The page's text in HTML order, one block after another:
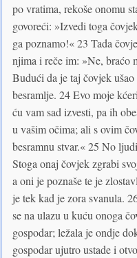
po vratima, rekoše onomu
govoreći: »Izvedi toga
ga poznamo!« 23 Tada
njima i reče im: »Ne, braćo
Budući da je taj čovjek
besramlje. 24 Evo moje
ću vam sad izvesti, pa ih
u vašim očima; ali s ovim
besramnu stvar.« 25 No
Stoga onaj čovjek zgrabi
a oni je poznaše te je
je tek kad je zora svanula.
se na ulazu u kuću onoga
gospodar; ležala je ondje
gospodar ujutro ustade i